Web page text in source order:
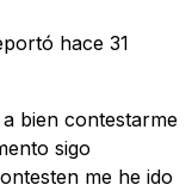
hace 31
bien contestarme
sigo
me he ido